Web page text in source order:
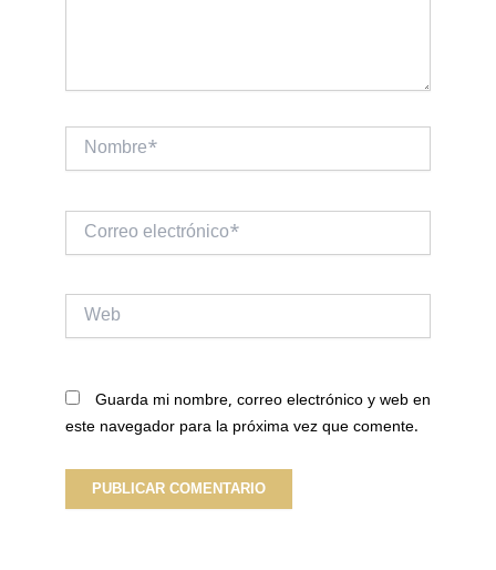
Nombre*
Correo
electrónico*
Web
Guarda mi nombre, correo electrónico y web en
este navegador para la próxima vez que comente.